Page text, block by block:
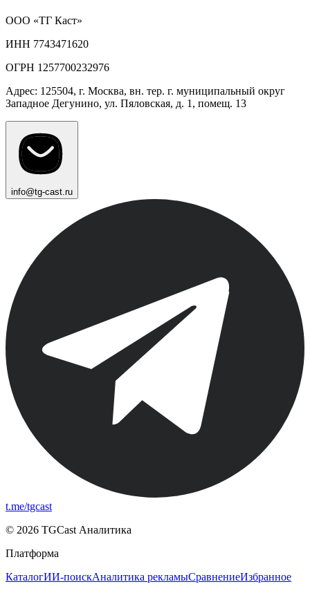
ООО «ТГ Каст»
ИНН 7743471620
ОГРН 1257700232976
Адрес: 125504, г. Москва, вн. тер. г. муниципальный округ
Западное Дегунино, ул. Пяловская, д. 1, помещ. 13
info@tg-cast.ru
t.me/tgcast
© 2026 TGCast Аналитика
Платформа
КаталогИИ-поискАналитика рекламыСравнениеИзбранное